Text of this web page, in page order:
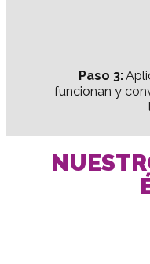
Paso 3:
funcionan y